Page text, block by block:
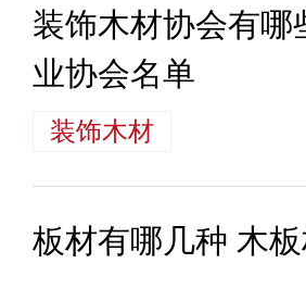
装饰木材协会有哪
业协会名单
装饰木材
板材有哪几种 木